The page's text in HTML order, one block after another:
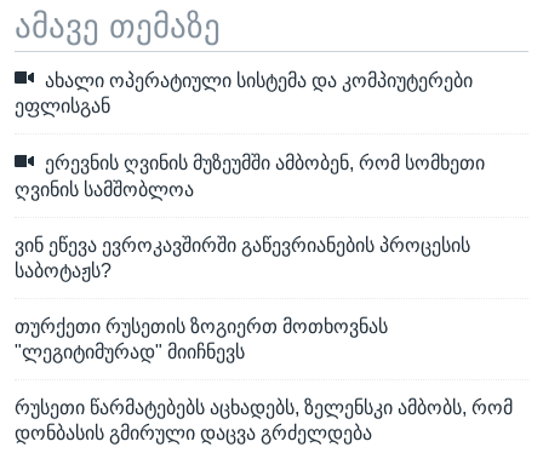
ამავე თემაზე
ახალი ოპერატიული სისტემა და კომპიუტერები
ეფლისგან
ერევნის ღვინის მუზეუმში ამბობენ, რომ სომხეთი
ღვინის სამშობლოა
ვინ ეწევა ევროკავშირში გაწევრიანების პროცესის
საბოტაჟს?
თურქეთი რუსეთის ზოგიერთ მოთხოვნას
"ლეგიტიმურად" მიიჩნევს
რუსეთი წარმატებებს აცხადებს, ზელენსკი ამბობს, რომ
დონბასის გმირული დაცვა გრძელდება